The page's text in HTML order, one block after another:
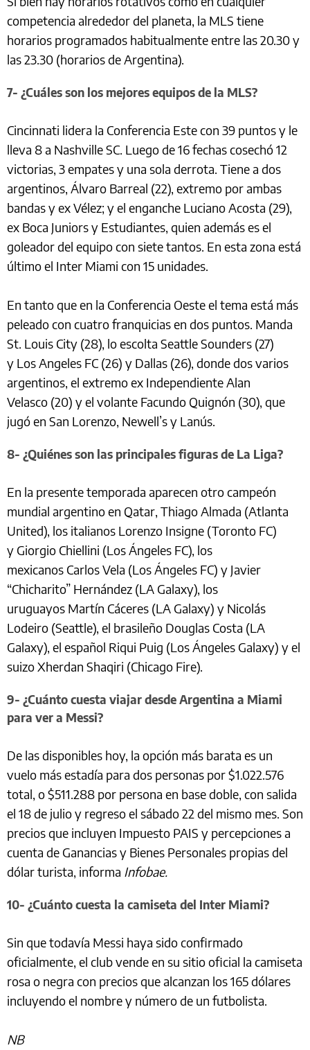
competencia alrededor del planeta, la MLS tiene
horarios programados habitualmente entre las 20.30 y
las 23.30 (horarios de Argentina).
7- ¿Cuáles son los mejores equipos de la MLS?
Cincinnati lidera la Conferencia Este con 39 puntos y le
lleva 8 a Nashville SC. Luego de 16 fechas cosechó 12
victorias, 3 empates y una sola derrota. Tiene a dos
argentinos, Álvaro Barreal (22), extremo por ambas
bandas y ex Vélez; y el enganche Luciano Acosta (29),
ex Boca Juniors y Estudiantes, quien además es el
goleador del equipo con siete tantos. En esta zona está
último el Inter Miami con 15 unidades.
En tanto que en la Conferencia Oeste el tema está más
peleado con cuatro franquicias en dos puntos. Manda
St. Louis City (28), lo escolta Seattle Sounders (27)
y Los Angeles FC (26) y Dallas (26), donde dos varios
argentinos, el extremo ex Independiente Alan
Velasco (20) y el volante Facundo Quignón (30), que
jugó en San Lorenzo, Newell’s y Lanús.
8- ¿Quiénes son las principales figuras de La Liga?
En la presente temporada aparecen otro campeón
mundial argentino en Qatar, Thiago Almada (Atlanta
United), los italianos Lorenzo Insigne (Toronto FC)
y Giorgio Chiellini (Los Ángeles FC), los
mexicanos Carlos Vela (Los Ángeles FC) y Javier
“Chicharito” Hernández (LA Galaxy), los
uruguayos Martín Cáceres (LA Galaxy) y Nicolás
Lodeiro (Seattle), el brasileño Douglas Costa (LA
Galaxy), el español Riqui Puig (Los Ángeles Galaxy) y el
suizo Xherdan Shaqiri (Chicago Fire).
9- ¿Cuánto cuesta viajar desde Argentina a Miami
para ver a Messi?
De las disponibles hoy, la opción más barata es un
vuelo más estadía para dos personas por $1.022.576
total, o $511.288 por persona en base doble, con salida
el 18 de julio y regreso el sábado 22 del mismo mes. Son
precios que incluyen Impuesto PAIS y percepciones a
cuenta de Ganancias y Bienes Personales propias del
dólar turista, informa Infobae.
10- ¿Cuánto cuesta la camiseta del Inter Miami?
Sin que todavía Messi haya sido confirmado
oficialmente, el club vende en su sitio oficial la camiseta
rosa o negra con precios que alcanzan los 165 dólares
incluyendo el nombre y número de un futbolista.
NB